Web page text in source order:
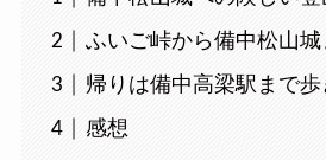
ふいご峠から備中松山城
帰りは備中高梁駅まで歩
感想